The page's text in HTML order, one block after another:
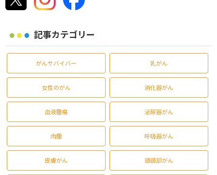
記事カテゴリー
がんサバイバー 乳がん
女性のがん 消化器がん
血液腫瘍 泌尿器がん
肉腫 呼吸器がん
皮膚がん 頭頸部がん